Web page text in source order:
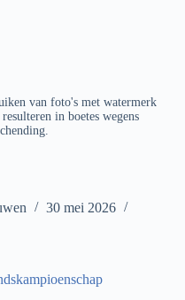
van foto's met watermerk
in boetes wegens
30 mei 2026